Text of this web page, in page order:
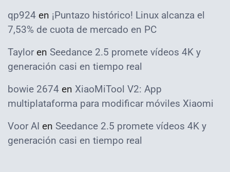
qp924 en ¡Puntazo histórico! Linux alcanza el
7,53% de cuota de mercado en PC
Taylor en Seedance 2.5 promete vídeos 4K y
generación casi en tiempo real
bowie 2674 en XiaoMiTool V2: App
multiplataforma para modificar móviles Xiaomi
Voor AI en Seedance 2.5 promete vídeos 4K y
generación casi en tiempo real